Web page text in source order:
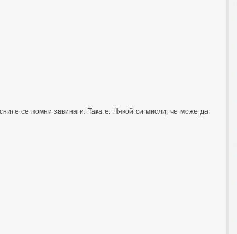
се помни завинаги. Така е. Някой си мисли, че може да